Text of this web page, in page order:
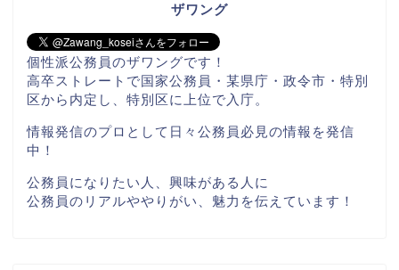
ザワング
個性派公務員のザワングです！
高卒ストレートで国家公務員・某県庁・政令市・特別
区から内定し、特別区に上位で入庁。
情報発信のプロとして日々公務員必見の情報を発信
中！
公務員になりたい人、興味がある人に
公務員のリアルややりがい、魅力を伝えています！